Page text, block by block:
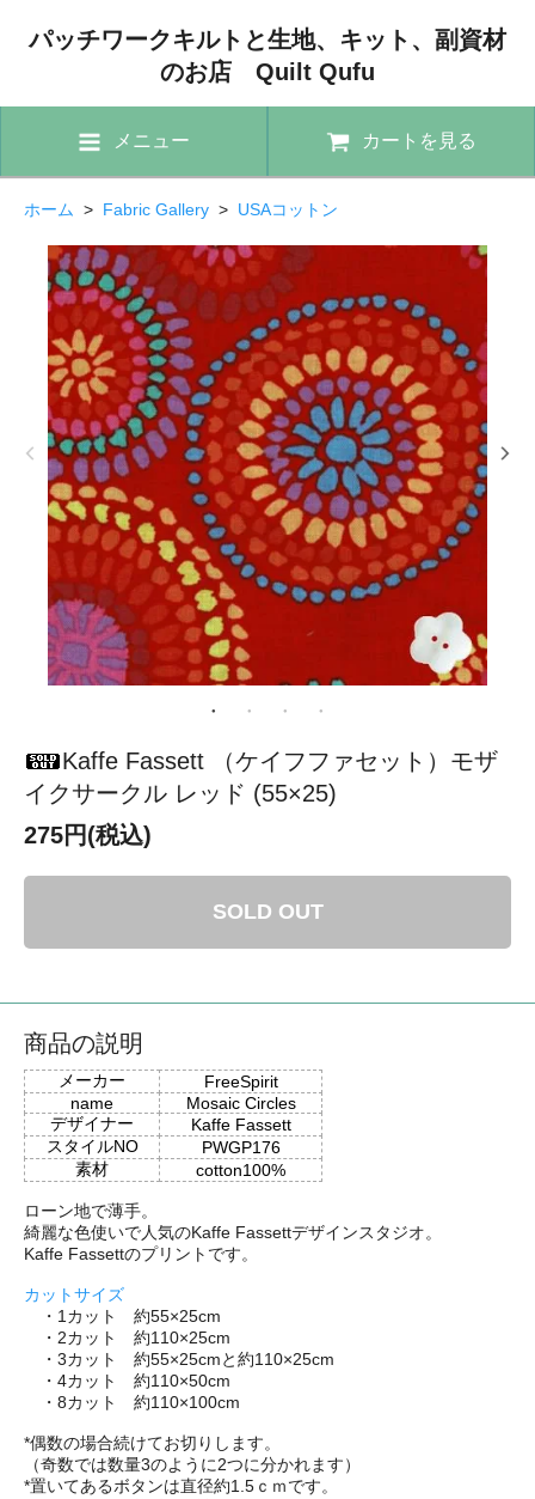
パッチワークキルトと生地、キット、副資材
のお店 Quilt Qufu
メニュー カートを見る
ホーム > Fabric Gallery > USAコットン
Kaffe Fassett （ケイフファセット）モザ
イクサークル レッド (55×25)
275円(税込)
SOLD OUT
商品の説明
メーカー
FreeSpirit
name
Mosaic Circles
デザイナー
Kaffe Fassett
スタイルNO
PWGP176
素材
cotton100%
ローン地で薄手。
綺麗な色使いで人気のKaffe Fassettデザインスタジオ。
Kaffe Fassettのプリントです。
カットサイズ
・1カット 約55×25cm
・2カット 約110×25cm
・3カット 約55×25cmと約110×25cm
・4カット 約110×50cm
・8カット 約110×100cm
*偶数の場合続けてお切りします。
（奇数では数量3のように2つに分かれます）
*置いてあるボタンは直径約1.5ｃｍです。